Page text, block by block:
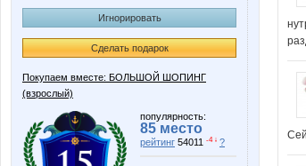
Игнорировать
Сделать подарок
Покупаем вместе: БОЛЬШОЙ ШОПИНГ
(взрослый)
популярность:
85 место
рейтинг 54011 -4 ↓ ?